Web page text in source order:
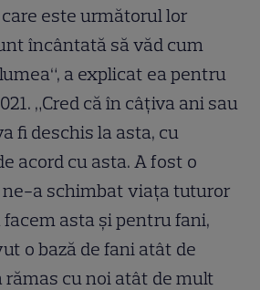
este următorul lor
încântată să văd cum
a explicat ea pentru
„Cred că în câțiva ani sau
fi deschis la asta, cu
acord cu asta. A fost o
ne-a schimbat viața tuturor
facem asta și pentru fani,
o bază de fani atât de
rămas cu noi atât de mult